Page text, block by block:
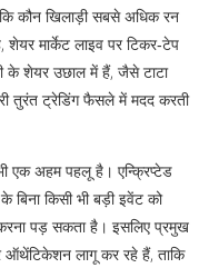
कौन खिलाड़ी सबसे अधिक रन
शेयर मार्केट लाइव पर टिकर‑टेप
के शेयर उछाल में हैं, जैसे टाटा
तुरंत ट्रेडिंग फैसले में मदद करती
एक अहम पहलू है। एन्क्रिप्टेड
किसी भी बड़ी इवेंट को
पड़ सकता है। इसलिए प्रमुख
ऑथेंटिकेशन लागू कर रहे हैं, ताकि